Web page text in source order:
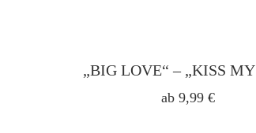
„BIG LOVE“ – „KISS MY
ab9,99€